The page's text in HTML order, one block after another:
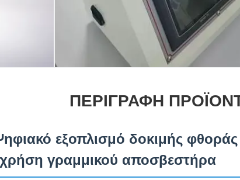
ΠΕΡΙΓΡΑΦΉ
εξοπλισμό δοκιμής φθοράς
χρήση γραμμικού αποσβεστήρα